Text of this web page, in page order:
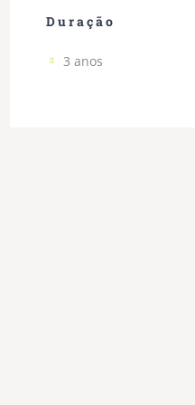
Duração
3 anos